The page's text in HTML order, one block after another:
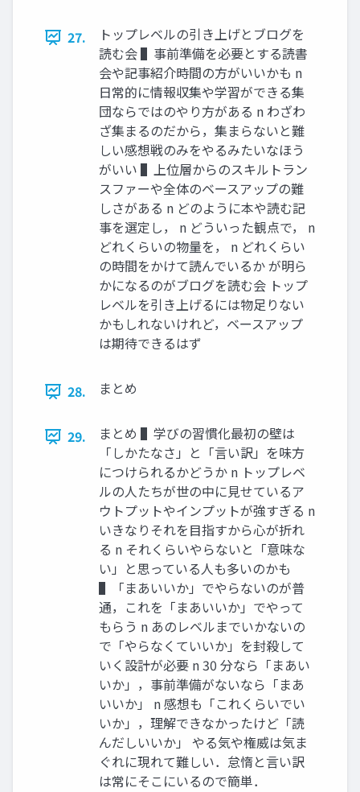
27.
トップレベルの引き上げとブログを
読む会 ▌事前準備を必要とする読書
会や記事紹介時間の⽅がいいかも n
⽇常的に情報収集や学習ができる集
団ならではのやり⽅がある n わざわ
ざ集まるのだから，集まらないと難
しい感想戦のみをやるみたいなほう
がいい ▌上位層からのスキルトラン
スファーや全体のベースアップの難
しさがある n どのように本や読む記
事を選定し， n どういった観点で， n
どれくらいの物量を， n どれくらい
の時間をかけて読んでいるか が明ら
かになるのがブログを読む会 トップ
レベルを引き上げるには物⾜りない
かもしれないけれど，ベースアップ
は期待できるはず
28. まとめ
29.
まとめ ▌学びの習慣化最初の壁は
「しかたなさ」と「⾔い訳」を味⽅
につけられるかどうか n トップレベ
ルの⼈たちが世の中に⾒せているア
ウトプットやインプットが強すぎる n
いきなりそれを⽬指すから⼼が折れ
る n それくらいやらないと「意味な
い」と思っている⼈も多いのかも
▌「まあいいか」でやらないのが普
通，これを「まあいいか」でやって
もらう n あのレベルまでいかないの
で「やらなくていいか」を封殺して
いく設計が必要 n 30 分なら「まあい
いか」，事前準備がないなら「まあ
いいか」 n 感想も「これくらいでい
いか」，理解できなかったけど「読
んだしいいか」 やる気や権威は気ま
ぐれに現れて難しい．怠惰と⾔い訳
は常にそこにいるので簡単．